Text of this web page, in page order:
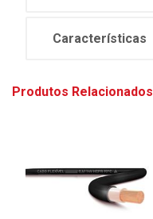
Características
Produtos Relacionados